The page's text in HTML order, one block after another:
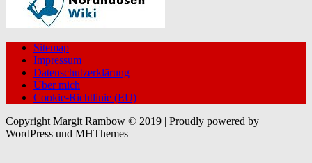
Sitemap
Impressum
Datenschutzerklärung
Über mich
Cookie-Richtlinie (EU)
Copyright Margit Rambow © 2019 | Proudly powered by
WordPress und MHThemes